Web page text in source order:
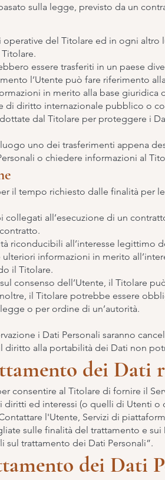
sulla legge, previsto da un
operative del Titolare ed in ogni
essere trasferiti in un paese
l’Utente può fare riferimento
in merito alla base
di diritto internazionale pubblico o
dal Titolare per proteggere i
luogo uno dei trasferimenti appena
o chiedere informazioni al
il tempo richiesto dalle finalità per
collegati all’esecuzione di un
riconducibili all’interesse legittimo
ulteriori informazioni in merito
il Titolare.
consenso dell’Utente, il Titolare
il Titolare potrebbe essere
o per ordine di un’autorità.
i Dati Personali saranno
diritto alla portabilità dei Dati non
dei Dati
consentire al Titolare di fornire il
diritti ed interessi (o quelli di Utenti
l'Utente, Servizi di
sulle finalità del trattamento e
sul trattamento dei Dati Personali”.
dei Dati